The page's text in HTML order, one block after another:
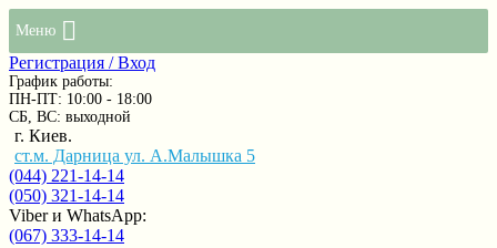
Меню
Регистрация / Вход
График работы:
ПН-ПТ: 10:00 - 18:00
СБ, ВС: выходной
г. Киев.
ст.м. Дарница ул. А.Малышка 5
(044) 221-14-14
(050) 321-14-14
Viber и WhatsApp:
(067) 333-14-14